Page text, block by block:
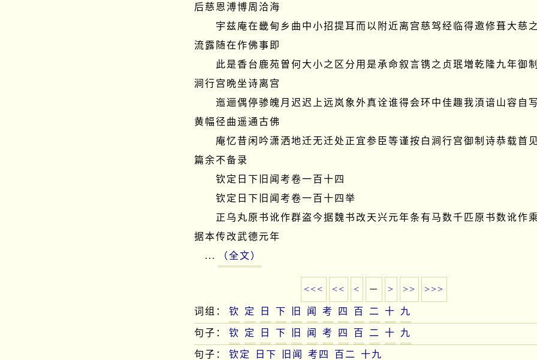
后慈恩溥博周洽海
宇兹庵在畿甸乡曲中小招提耳而以附近离宫慈驾经临得邀修葺大慈
流露随在作佛事即
此是香台鹿苑曽何大小之区分用是承命叙言镌之贞珉増乾隆九年御
涧行宫晩坐诗离宫
迤逦偶停骖魄月迟迟上远岚象外真诠谁得会环中佳趣我湏谙山容自
黄幅径曲遥通古佛
庵忆昔闲吟潇洒地迁无迁处正宜参臣等谨按白涧行宫御制诗恭载首
篇余不备录
钦定日下旧闻考卷一百十四
钦定日下旧闻考卷一百十四举
正乌丸原书讹作群盗今据魏书改天兴元年条有马数千匹原书数讹作
据本传改武德元年
...
（全文）
<<< << < － > >> >>>
词组： 钦 定 日 下 旧 闻 考 四 百 二 十 九
句子： 钦 定 日 下 旧 闻 考 四 百 二 十 九
句子： 钦定 日下 旧闻 考四 百二 十九